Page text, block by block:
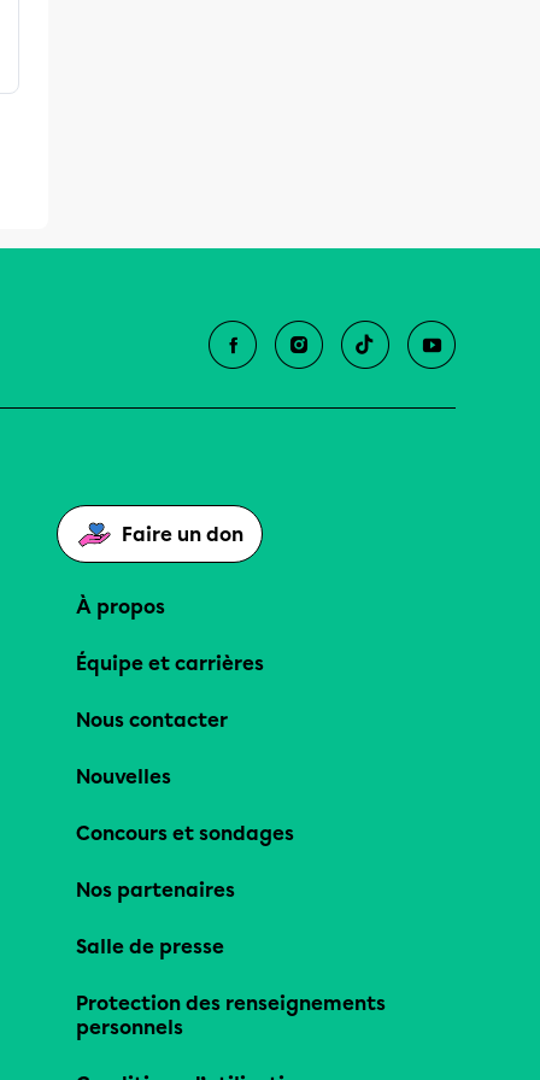
Faire un don
À propos
Équipe et carrières
Nous contacter
Nouvelles
Concours et sondages
Nos partenaires
Salle de presse
Protection des renseignements
personnels